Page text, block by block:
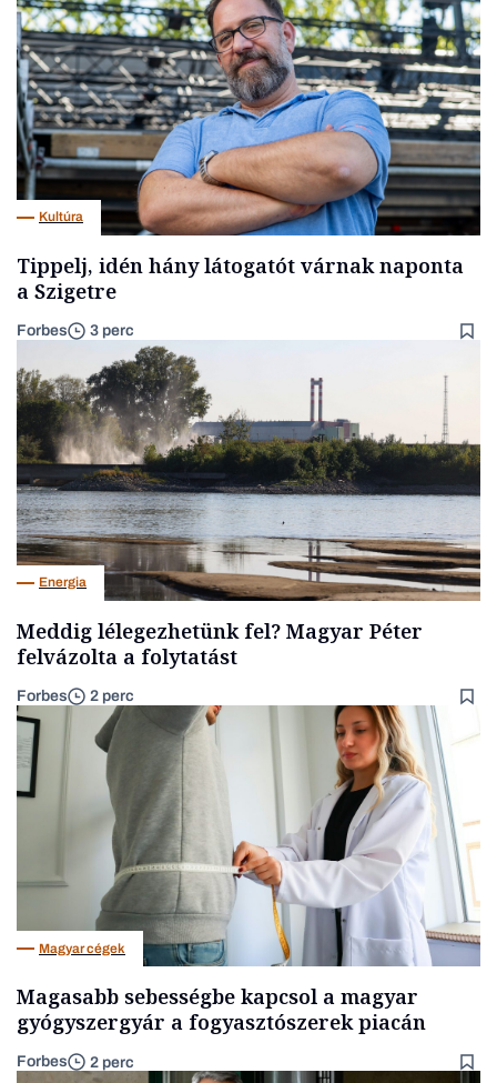
Kultúra
Tippelj, idén hány látogatót várnak naponta
a Szigetre
Forbes 3 perc
Energia
Meddig lélegezhetünk fel? Magyar Péter
felvázolta a folytatást
Forbes 2 perc
Magyar cégek
Magasabb sebességbe kapcsol a magyar
gyógyszergyár a fogyasztószerek piacán
Forbes 2 perc